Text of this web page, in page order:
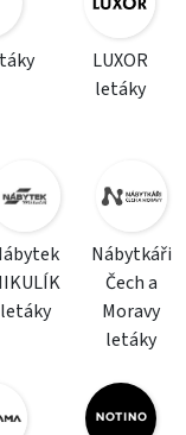
LUXOR
letáky
letáky
Nábytkáři
Čech a
Moravy
letáky